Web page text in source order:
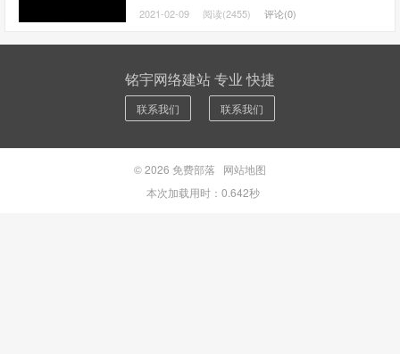
2021-02-09 阅读(2455) 评论(0)
铭宇网络建站 专业 快捷
联系我们 联系我们
© 2026 免费部落
网站地图
本次加载用时：0.642秒